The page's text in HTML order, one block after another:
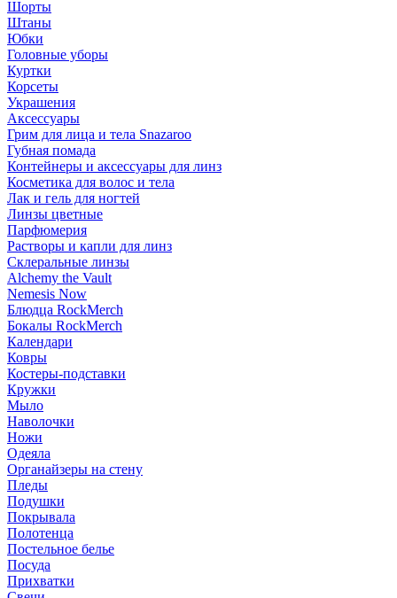
Шорты
Штаны
Юбки
Головные уборы
Куртки
Корсеты
Украшения
Аксессуары
Грим для лица и тела Snazaroo
Губная помада
Контейнеры и аксессуары для линз
Косметика для волос и тела
Лак и гель для ногтей
Линзы цветные
Парфюмерия
Растворы и капли для линз
Склеральные линзы
Alchemy the Vault
Nemesis Now
Блюдца RockMerch
Бокалы RockMerch
Календари
Ковры
Костеры-подставки
Кружки
Мыло
Наволочки
Ножи
Одеяла
Органайзеры на стену
Пледы
Подушки
Покрывала
Полотенца
Постельное белье
Посуда
Прихватки